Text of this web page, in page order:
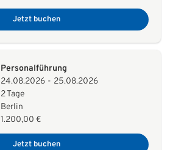
Jetzt buchen
Personalführung
24.08.2026 - 25.08.2026
2 Tage
Berlin
1.200,00 €
Jetzt buchen